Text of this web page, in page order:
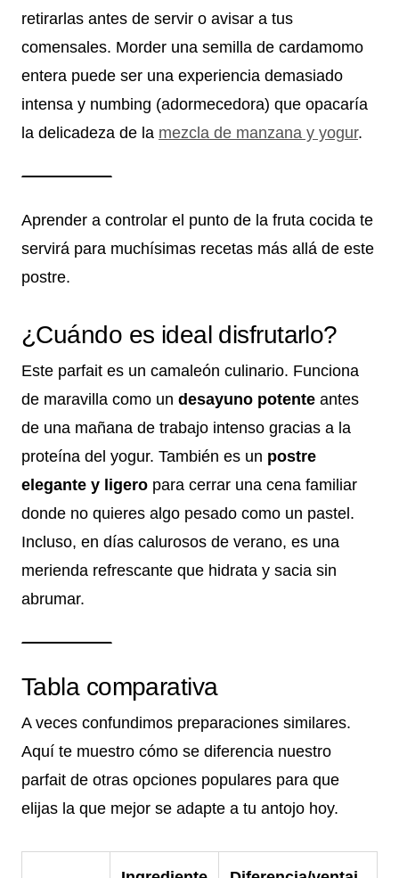
retirarlas antes de servir o avisar a tus
comensales. Morder una semilla de cardamomo
entera puede ser una experiencia demasiado
intensa y numbing (adormecedora) que opacaría
la delicadeza de la mezcla de manzana y yogur.
Aprender a controlar el punto de la fruta cocida te
servirá para muchísimas recetas más allá de este
postre.
¿Cuándo es ideal disfrutarlo?
Este parfait es un camaleón culinario. Funciona
de maravilla como un desayuno potente antes
de una mañana de trabajo intenso gracias a la
proteína del yogur. También es un postre
elegante y ligero para cerrar una cena familiar
donde no quieres algo pesado como un pastel.
Incluso, en días calurosos de verano, es una
merienda refrescante que hidrata y sacia sin
abrumar.
Tabla comparativa
A veces confundimos preparaciones similares.
Aquí te muestro cómo se diferencia nuestro
parfait de otras opciones populares para que
elijas la que mejor se adapte a tu antojo hoy.